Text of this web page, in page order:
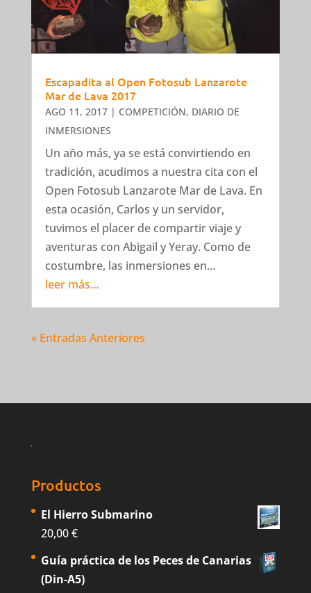
Escapadita al Open Fotosub Lanzarote
Mar de Lava 2017
AGO 11, 2017| COMPETICIÓN, DIARIO DE
INMERSIONES
Un año más, ya se está convirtiendo en
tradición, acudimos a nuestra cita con el
Open Fotosub Lanzarote Mar de Lava. En
esta ocasión, Carlos y un servidor,
tuvimos el placer de compartir viaje y
aventuras con Abigail y Yeray. Como de
costumbre, las inmersiones en…
leer más…
« Entradas Anteriores
Productos
El Hierro Submarino
20,00€
Guía práctica de los Peces de Canarias
(Din-A5)